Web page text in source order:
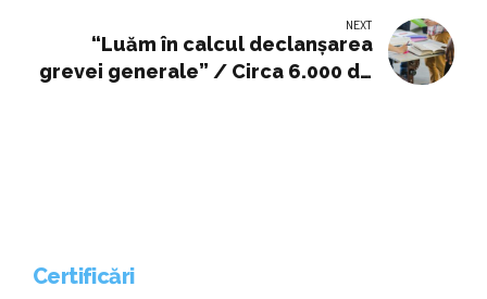
NEXT
“Luăm în calcul declanșarea
grevei generale” / Circa 6.000 de
Certificări